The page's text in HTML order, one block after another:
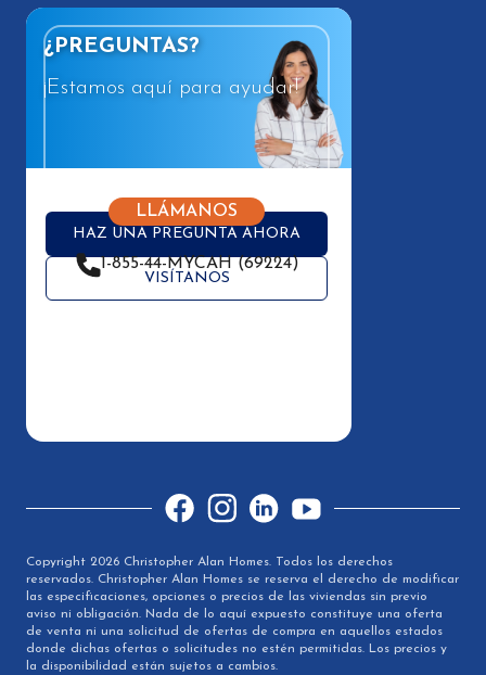
¿PREGUNTAS?
¡Estamos aquí para ayudar!
HAZ UNA PREGUNTA AHORA
VISÍTANOS
LLÁMANOS
1-855-44-MYCAH (69224)
FacebookInstagramLinkedInYouTube
Copyright 2026 Christopher Alan Homes. Todos los derechos
reservados. Christopher Alan Homes se reserva el derecho de modificar
las especificaciones, opciones o precios de las viviendas sin previo
aviso ni obligación. Nada de lo aquí expuesto constituye una oferta
de venta ni una solicitud de ofertas de compra en aquellos estados
donde dichas ofertas o solicitudes no estén permitidas. Los precios y
la disponibilidad están sujetos a cambios.